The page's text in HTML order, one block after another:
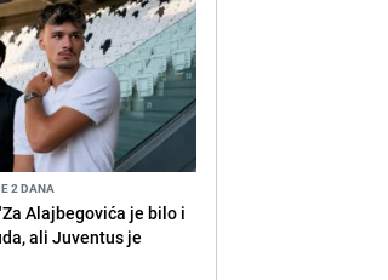
2 DANA
Alajbegovića je bilo i
ali Juventus je